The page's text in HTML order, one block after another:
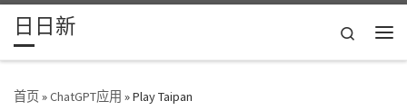
Skip to content
日日新
Search
首页»ChatGPT应用 »Play Taipan